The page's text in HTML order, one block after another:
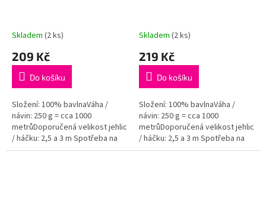
Skladem (2 ks)
209 Kč
Do košíku
Složení: 100% bavlnaVáha /
návin: 250 g = cca 1000
metrůDoporučená velikost jehlic
/ háčku: 2,5 a 3 m Spotřeba na
dámský svetřík je přibližně 500
Skladem (2 ks)
219 Kč
Do košíku
Složení: 100% bavlnaVáha /
návin: 250 g = cca 1000
metrůDoporučená velikost jehlic
/ háčku: 2,5 a 3 m Spotřeba na
dámský svetřík je přibližně 500